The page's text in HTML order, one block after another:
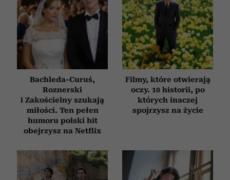
korzystasz z naszej witryny, udostępniamy partnerom
społecznościowym, reklamowym i analitycznym.
Partnerzy mogą połączyć te informacje z innymi danymi
otrzymanymi od Ciebie lub uzyskanymi podczas
korzystania z ich usług.
Bachleda-Curuś,
Roznerski
i Zakościelny szukają
miłości. Ten pełen
humoru polski hit
obejrzysz na Netflix
Filmy, które otwierają
oczy. 10 historii, po
których inaczej
spojrzysz na życie